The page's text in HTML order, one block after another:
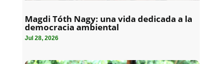
Magdi Tóth Nagy: una vida dedicada a la
democracia ambiental
Jul 28, 2026